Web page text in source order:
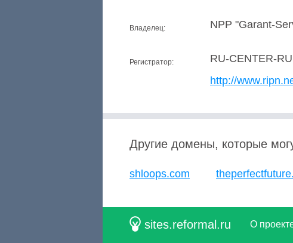
Владелец: NPP "Garant-
Регистратор:
RU-CENTER-RU
http://
Другие домены, которые
shloops.com
sites.reformal.ru О